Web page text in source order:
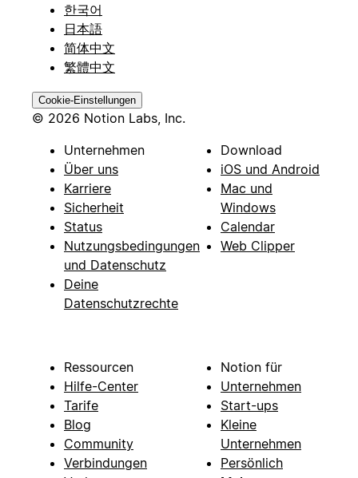
한국어
日本語
简体中文
繁體中文
Cookie-Einstellungen
© 2026 Notion Labs, Inc.
Unternehmen
Über uns
Karriere
Sicherheit
Status
Nutzungsbedingungen
und Datenschutz
Deine
Datenschutzrechte
Download
iOS und Android
Mac und
Windows
Calendar
Web Clipper
Ressourcen
Hilfe-Center
Tarife
Blog
Community
Verbindungen
Notion für
Unternehmen
Start-ups
Kleine
Unternehmen
Persönlich